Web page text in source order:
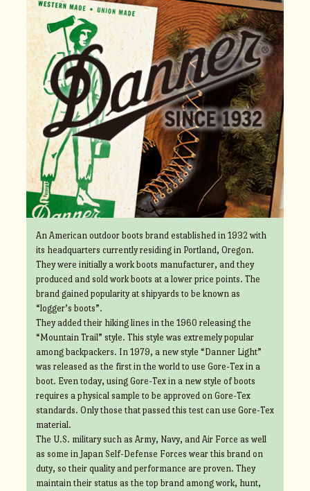
An American outdoor boots brand established in 1932 with
its headquarters currently residing in Portland, Oregon.
They were initially a work boots manufacturer, and they
produced and sold work boots at a lower price points. The
brand gained popularity at shipyards to be known as
“logger’s boots”.
They added their hiking lines in the 1960 releasing the
“Mountain Trail” style. This style was extremely popular
among backpackers. In 1979, a new style “Danner Light”
was released as the first in the world to use Gore-Tex in a
boot. Even today, using Gore-Tex in a new style of boots
requires a physical sample to be approved on Gore-Tex
standards. Only those that passed this test can use Gore-Tex
material.
The U.S. military such as Army, Navy, and Air Force as well
as some in Japan Self-Defense Forces wear this brand on
duty, so their quality and performance are proven. They
maintain their status as the top brand among work, hunt,